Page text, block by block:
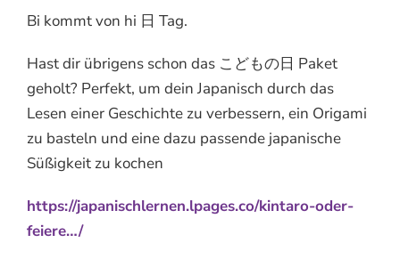
Bi kommt von hi 日 Tag.
Hast dir übrigens schon das こどもの日 Paket
geholt? Perfekt, um dein Japanisch durch das
Lesen einer Geschichte zu verbessern, ein Origami
zu basteln und eine dazu passende japanische
Süßigkeit zu kochen
https://japanischlernen.lpages.co/kintaro-oder-
feiere…/